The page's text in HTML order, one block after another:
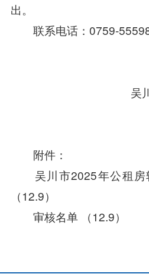
出。
联系电话：0759-
吴
附件：
吴川市2025年公租
（12.9）
审核名单 （12.9）